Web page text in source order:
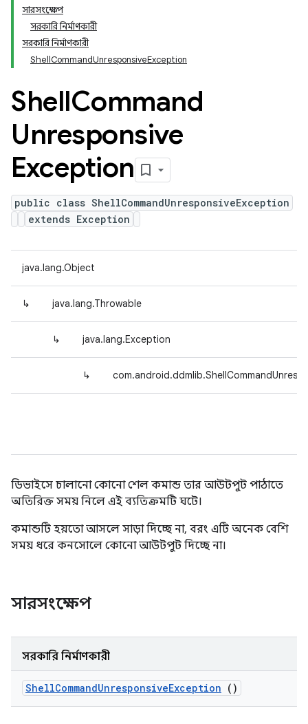
সারসংক্ষেপ
সরকারি নির্মাণকারী
সরকারি নির্মাণকারী
ShellCommandUnresponsiveException
ShellCommand
Unresponsive
Exception
public class ShellCommandUnresponsiveException
extends Exception
java.lang.Object
↳ java.lang.Throwable
↳ java.lang.Exception
↳
ডিভাইসে চালানো কোনো শেল কমান্ড তার আউটপুট পাঠাতে
অতিরিক্ত সময় নিলে এই ব্যতিক্রমটি ঘটে।
কমান্ডটি হয়তো আসলে সাড়া দিচ্ছে না, বরং এটি অনেক বেশি
সময় ধরে কনসোলে কোনো আউটপুট দিচ্ছে না।
সারসংক্ষেপ
সরকারি নির্মাণকারী
ShellCommandUnresponsiveException ()